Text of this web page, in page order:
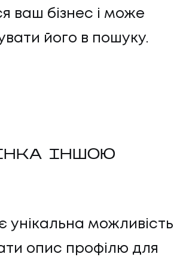
ваш бізнес і може
його в пошуку.
ІНШОЮ
унікальна можливість
опис профілю для